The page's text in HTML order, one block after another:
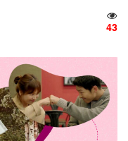
43